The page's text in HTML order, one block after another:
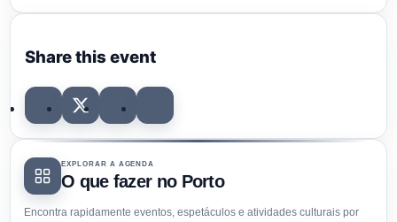
Share this event
EXPLORAR A AGENDA
O que fazer no Porto
Encontra rapidamente eventos, espetáculos e atividades culturais por